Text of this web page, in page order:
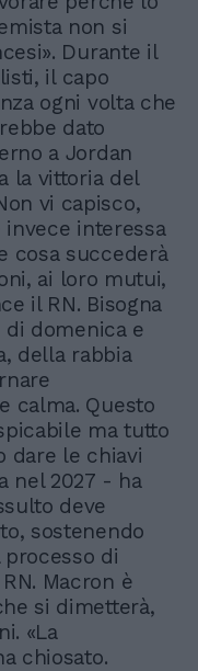
non si
Durante il
il capo
ogni volta che
dato
a Jordan
la vittoria del
vi capisco,
invece interessa
cosa succederà
ai loro mutui,
il RN. Bisogna
domenica e
della rabbia
calma. Questo
ma tutto
dare le chiavi
nel 2027 - ha
deve
sostenendo
di
Macron è
si dimetterà,
«La
chiosato.